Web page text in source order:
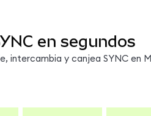
en segundos
intercambia y canjea SYNC en